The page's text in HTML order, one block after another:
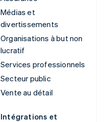
Médias et
divertissements
Organisations à but non
lucratif
Services professionnels
Secteur public
Vente au détail
Intégrations et